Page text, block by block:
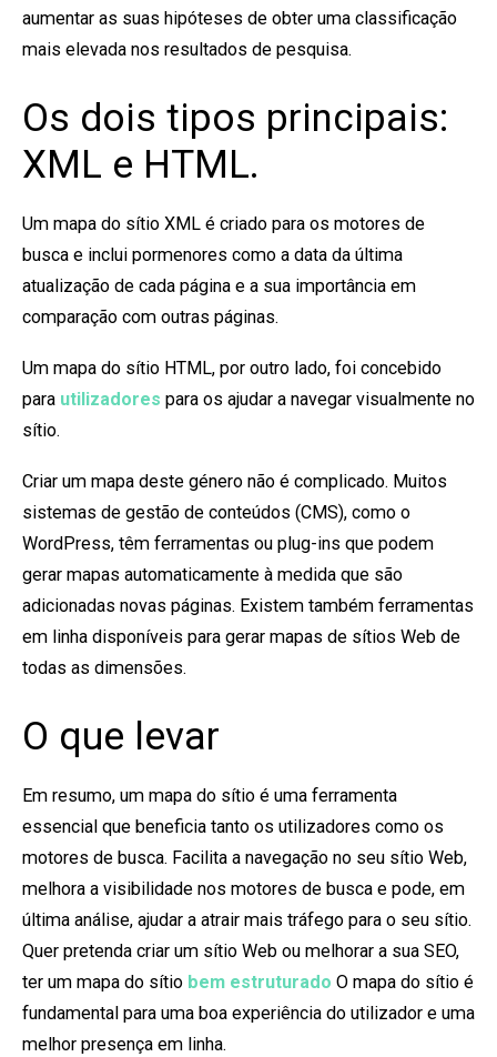
aumentar as suas hipóteses de obter uma classificação
mais elevada nos resultados de pesquisa.
Os dois tipos principais:
XML e HTML.
Um mapa do sítio XML é criado para os motores de
busca e inclui pormenores como a data da última
atualização de cada página e a sua importância em
comparação com outras páginas.
Um mapa do sítio HTML, por outro lado, foi concebido
para utilizadores para os ajudar a navegar visualmente no
sítio.
Criar um mapa deste género não é complicado. Muitos
sistemas de gestão de conteúdos (CMS), como o
WordPress, têm ferramentas ou plug-ins que podem
gerar mapas automaticamente à medida que são
adicionadas novas páginas. Existem também ferramentas
em linha disponíveis para gerar mapas de sítios Web de
todas as dimensões.
O que levar
Em resumo, um mapa do sítio é uma ferramenta
essencial que beneficia tanto os utilizadores como os
motores de busca. Facilita a navegação no seu sítio Web,
melhora a visibilidade nos motores de busca e pode, em
última análise, ajudar a atrair mais tráfego para o seu sítio.
Quer pretenda criar um sítio Web ou melhorar a sua SEO,
ter um mapa do sítio bem estruturado O mapa do sítio é
fundamental para uma boa experiência do utilizador e uma
melhor presença em linha.